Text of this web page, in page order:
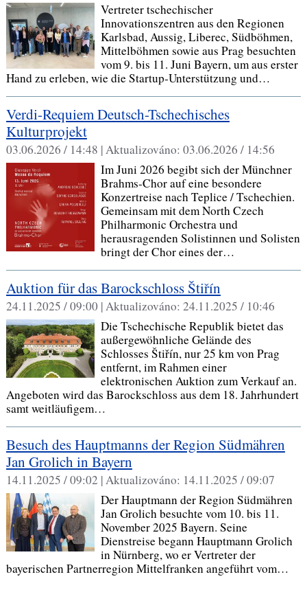
Vertreter tschechischer
Innovationszentren aus den Regionen
Karlsbad, Aussig, Liberec, Südböhmen,
Mittelböhmen sowie aus Prag besuchten
vom 9. bis 11. Juni Bayern, um aus erster
Hand zu erleben, wie die Startup‑Unterstützung und…
Verdi-Requiem Deutsch-Tschechisches
Kulturprojekt
03.06.2026 / 14:48 |Aktualizováno: 03.06.2026 / 14:56
Im Juni 2026 begibt sich der Münchner
Brahms-Chor auf eine besondere
Konzertreise nach Teplice / Tschechien.
Gemeinsam mit dem North Czech
Philharmonic Orchestra und
herausragenden Solistinnen und Solisten
bringt der Chor eines der…
Auktion für das Barockschloss Štiřín
24.11.2025 / 09:00 |Aktualizováno: 24.11.2025 / 10:46
Die Tschechische Republik bietet das
außergewöhnliche Gelände des
Schlosses Štiřín, nur 25 km von Prag
entfernt, im Rahmen einer
elektronischen Auktion zum Verkauf an.
Angeboten wird das Barockschloss aus dem 18. Jahrhundert
samt weitläufigem…
Besuch des Hauptmanns der Region Südmähren
Jan Grolich in Bayern
14.11.2025 / 09:02 |Aktualizováno: 14.11.2025 / 09:07
Der Hauptmann der Region Südmähren
Jan Grolich besuchte vom 10. bis 11.
November 2025 Bayern. Seine
Dienstreise begann Hauptmann Grolich
in Nürnberg, wo er Vertreter der
bayerischen Partnerregion Mittelfranken angeführt vom…